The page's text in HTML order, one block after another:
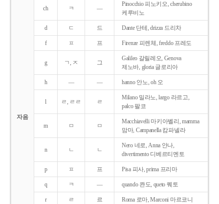
자음
ch ㅋ ―
Pinocchio 피노키오, cherubino
케루비노
d ㄷ 드 Dante 단테, drizza 드리차
f ㅍ 프 Firenze 피렌체, freddo 프레도
g ㄱ, ㅈ 그
Galileo 갈릴레오, Genova
제노바, gloria 글로리아
h ― ― hanno 안노, oh 오
l ㄹ, ㄹㄹ ㄹ
Milano 밀라노, largo 라르고,
palco 팔코
m ㅁ ㅁ
Macchiavelli 마키아벨리, mamma
맘마, Campanella 캄파넬라
n ㄴ ㄴ
Nero 네로, Anna 안나,
divertimento 디베르티멘토
p ㅍ 프 Pisa 피사, prima 프리마
q ㅋ ― quando 콴도, queto 퀘토
r ㄹ 르 Roma 로마, Marconi 마르코니